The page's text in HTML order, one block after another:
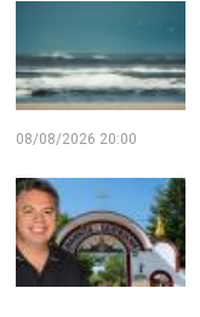
08/08/2026 20:00